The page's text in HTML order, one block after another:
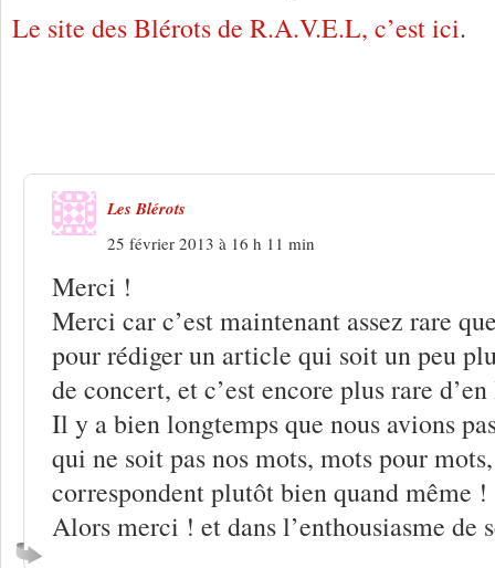
Le site des Blérots de R.A.V.E.L, c’est ici.
Les Blérots
25 février 2013 à 16 h 11 min
Merci !
Merci car c’est maintenant assez rare
pour rédiger un article qui soit un peu
de concert, et c’est encore plus rare
Il y a bien longtemps que nous avions
qui ne soit pas nos mots, mots pour
correspondent plutôt bien quand même !
Alors merci ! et dans l’enthousiasme de